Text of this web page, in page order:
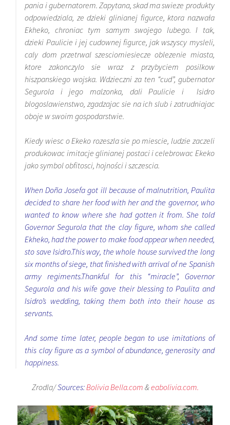
pania i gubernatorem. Zapytana, skad ma swieze produkty
odpowiedziala, ze dzieki glinianej figurce, ktora nazwała
Ekheko, chroniac tym samym swojego lubego. I tak,
dzieki Paulicie i jej cudownej figurce, jak wszyscy mysleli,
caly dom przetrwal szesciomiesiecze oblezenie miasta,
ktore zakonczylo sie wraz z przybyciem posilkow
hiszpanskiego wojska. Wdzieczni za ten “cud”, gubernator
Segurola i jego malzonka, dali Paulicie i Isidro
blogoslawienstwo, zgadzajac sie na ich slub i zatrudniajac
oboje w swoim gospodarstwie.
Kiedy wiesc o Ekeko rozeszla sie po miescie, ludzie zaczeli
produkowac imitacje glinianej postaci i celebrowac Ekeko
jako symbol obfitosci, hojności i szczescia.
When Doña Josefa got ill because of malnutrition, Paulita
decided to share her food with her and the governor, who
wanted to know where she had gotten it from. She told
Governor Segurola that the clay figure, whom she called
Ekheko, had the power to make food appear when needed,
sto save Isidro.This way, the whole house survived the long
six months of siege, that finished with arrival of ne Spanish
army regiments.Thankful for this “miracle”, Governor
Segurola and his wife gave their blessing to Paulita and
Isidro’s wedding, taking them both into their house as
servants.
And some time later, people began to use imitations of
this clay figure as a symbol of abundance, generosity and
happiness.
Zrodla/Sources:Bolivia Bella.com &eabolivia.com.